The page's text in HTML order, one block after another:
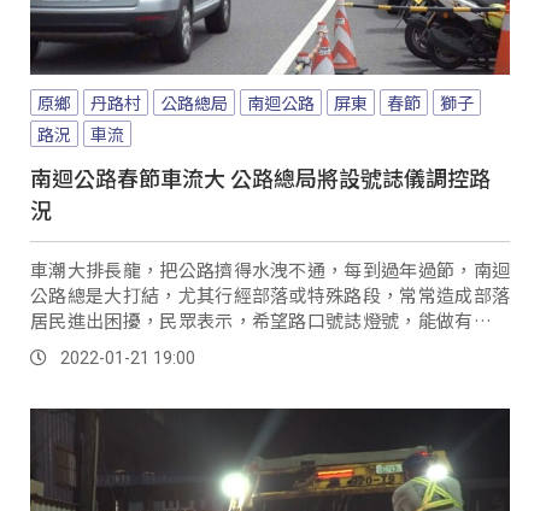
原鄉 丹路村 公路總局 南迴公路 屏東 春節
獅子
路況
車流
南迴公路春節車流大 公路總局將設號誌儀調控路
況
車潮大排長龍，把公路擠得水洩不通，每到過年過節，南迴
公路總是大打結，尤其行經部落或特殊路段，常常造成部落
居民進出困擾，民眾表示，希望路口號誌燈號，能做有效管
控，方便部落居民進出。
2022-01-21 19:00